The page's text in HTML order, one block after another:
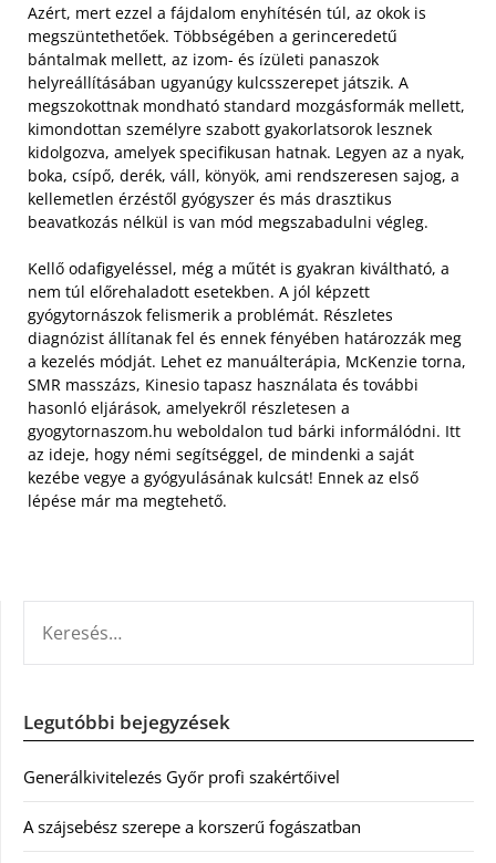
Azért, mert ezzel a fájdalom enyhítésén túl, az okok is
megszüntethetőek. Többségében a gerinceredetű
bántalmak mellett, az izom- és ízületi panaszok
helyreállításában ugyanúgy kulcsszerepet játszik. A
megszokottnak mondható standard mozgásformák mellett,
kimondottan személyre szabott gyakorlatsorok lesznek
kidolgozva, amelyek specifikusan hatnak. Legyen az a nyak,
boka, csípő, derék, váll, könyök, ami rendszeresen sajog, a
kellemetlen érzéstől gyógyszer és más drasztikus
beavatkozás nélkül is van mód megszabadulni végleg.
Kellő odafigyeléssel, még a műtét is gyakran kiváltható, a
nem túl előrehaladott esetekben. A jól képzett
gyógytornászok felismerik a problémát. Részletes
diagnózist állítanak fel és ennek fényében határozzák meg
a kezelés módját. Lehet ez manuálterápia, McKenzie torna,
SMR masszázs, Kinesio tapasz használata és további
hasonló eljárások, amelyekről részletesen a
gyogytornaszom.hu weboldalon tud bárki informálódni. Itt
az ideje, hogy némi segítséggel, de mindenki a saját
kezébe vegye a gyógyulásának kulcsát! Ennek az első
lépése már ma megtehető.
Legutóbbi bejegyzések
Generálkivitelezés Győr profi szakértőivel
A szájsebész szerepe a korszerű fogászatban